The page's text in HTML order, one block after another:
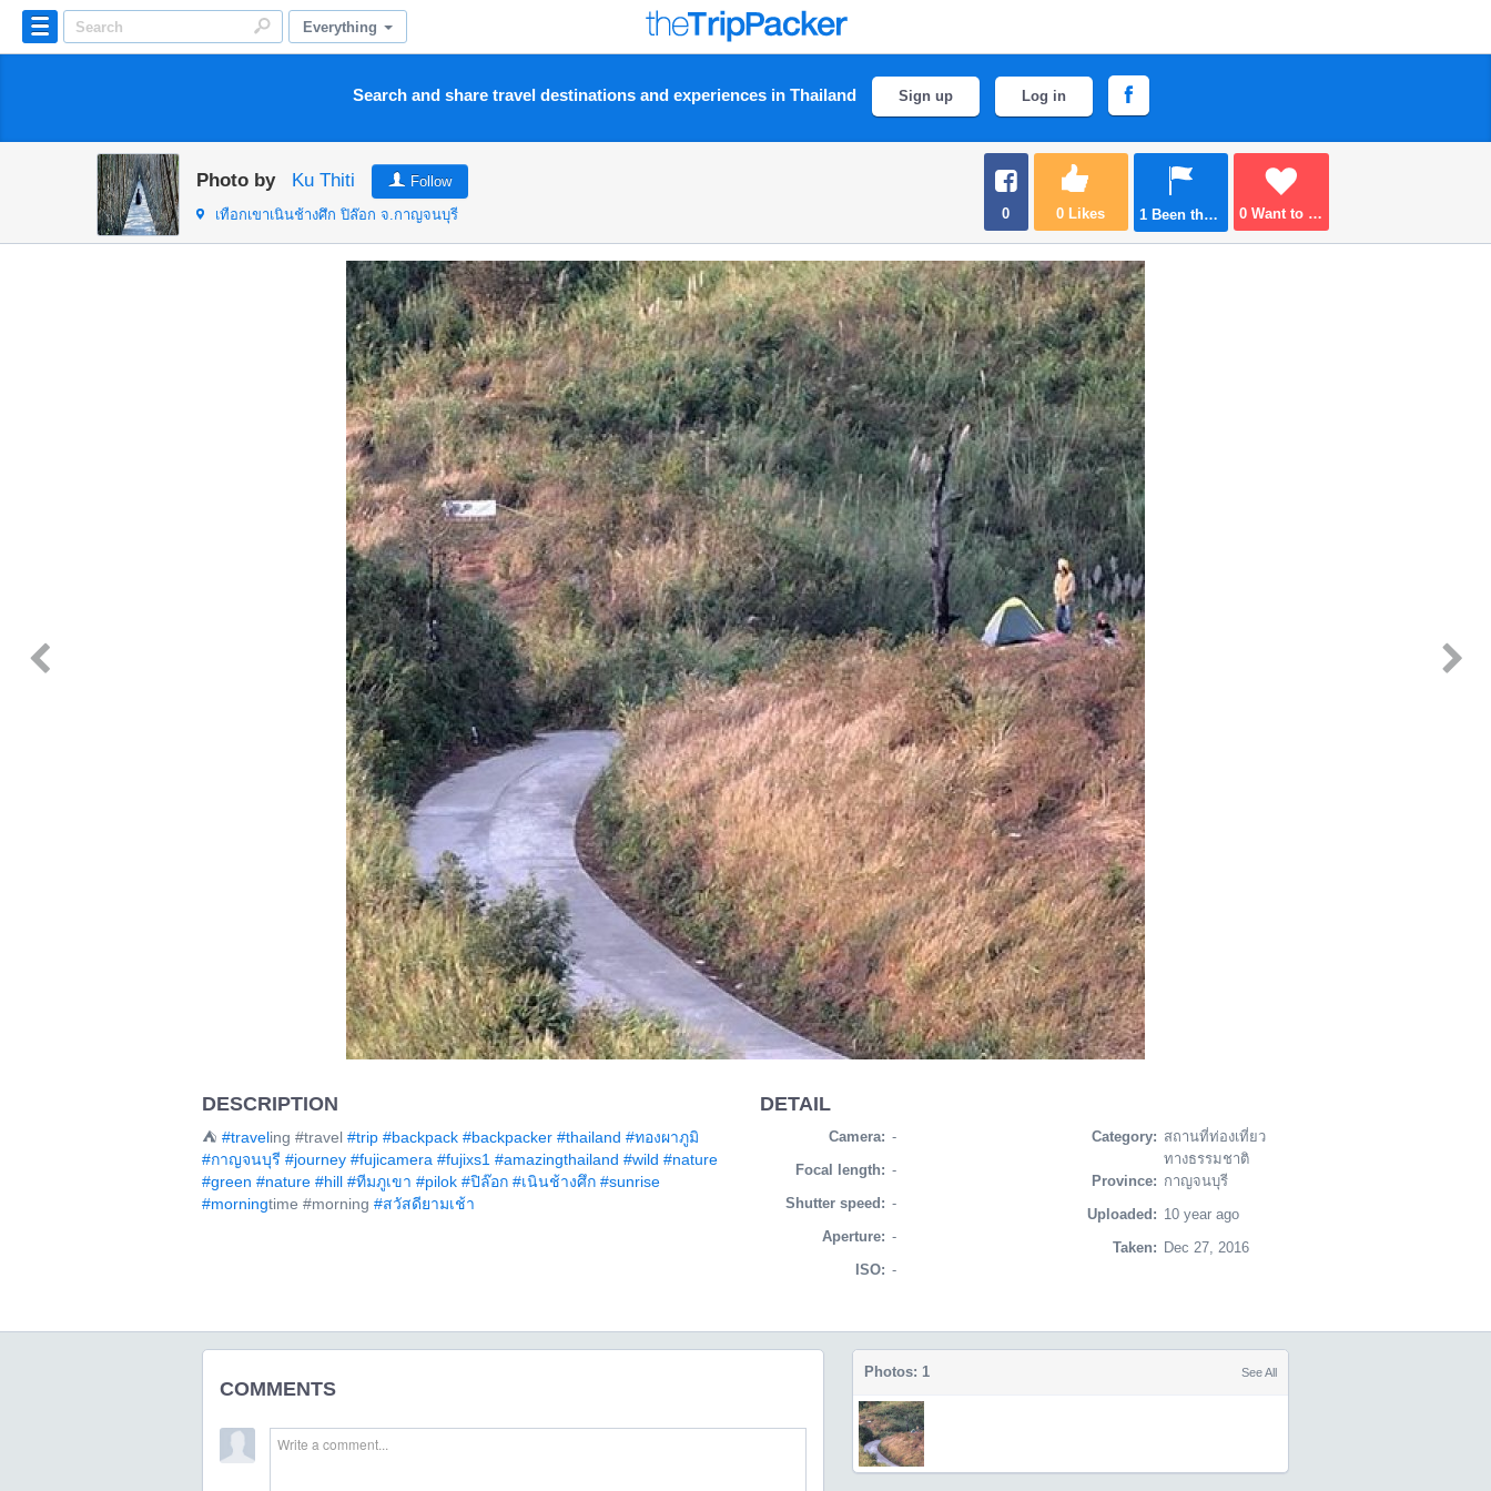
Everything
Search and share travel destinations and experiences in Thailand Sign up Log in
Photo by Ku Thiti
Follow
เทือกเขาเนินช้างศึก ปิล๊อก จ.กาญจนบุรี 0 0 Likes 1Been there 0 Want to go
DESCRIPTION
⛺ #traveling #travel #trip #backpack #backpacker #thailand #ทองผาภูมิ
#กาญจนบุรี #journey #fujicamera #fujixs1 #amazingthailand #wild #nature
#green #nature #hill #ทีมภูเขา #pilok #ปิล๊อก #เนินช้างศึก #sunrise
#morningtime #morning #สวัสดียามเช้า
DETAIL
Camera: -
Focal length: -
Shutter speed: -
Aperture: -
ISO: -
Category: สถานที่ท่องเที่ยว
ทางธรรมชาติ
Province: กาญจนบุรี
Uploaded: 10 year ago
Taken: Dec 27, 2016
COMMENTS
Photos: 1 See All